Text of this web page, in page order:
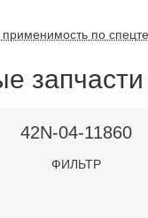
по
запчасти
42N-04-11860
ФИЛЬТР